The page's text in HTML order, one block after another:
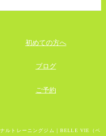
初めての方へ
ブログ
ご予約
ルトレーニングジム｜BELLE VIE（ベ